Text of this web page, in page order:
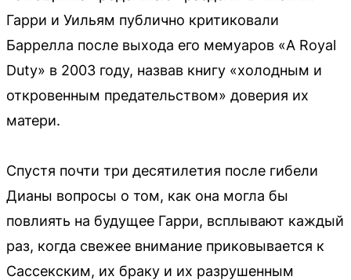
Гарри и Уильям публично критиковали
Баррелла после выхода его мемуаров «A Royal
Duty» в 2003 году, назвав книгу «холодным и
откровенным предательством» доверия их
матери.
Спустя почти три десятилетия после гибели
Дианы вопросы о том, как она могла бы
повлиять на будущее Гарри, всплывают каждый
раз, когда свежее внимание приковывается к
Сассекским, их браку и их разрушенным